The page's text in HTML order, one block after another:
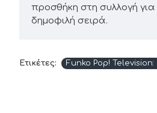
προσθήκη στη συλλογή
δημοφιλή σειρά.
Ετικέτες: Funko Pop!